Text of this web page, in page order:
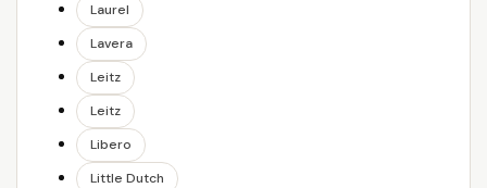
Laurel
Lavera
Leitz
Leitz
Libero
Little Dutch